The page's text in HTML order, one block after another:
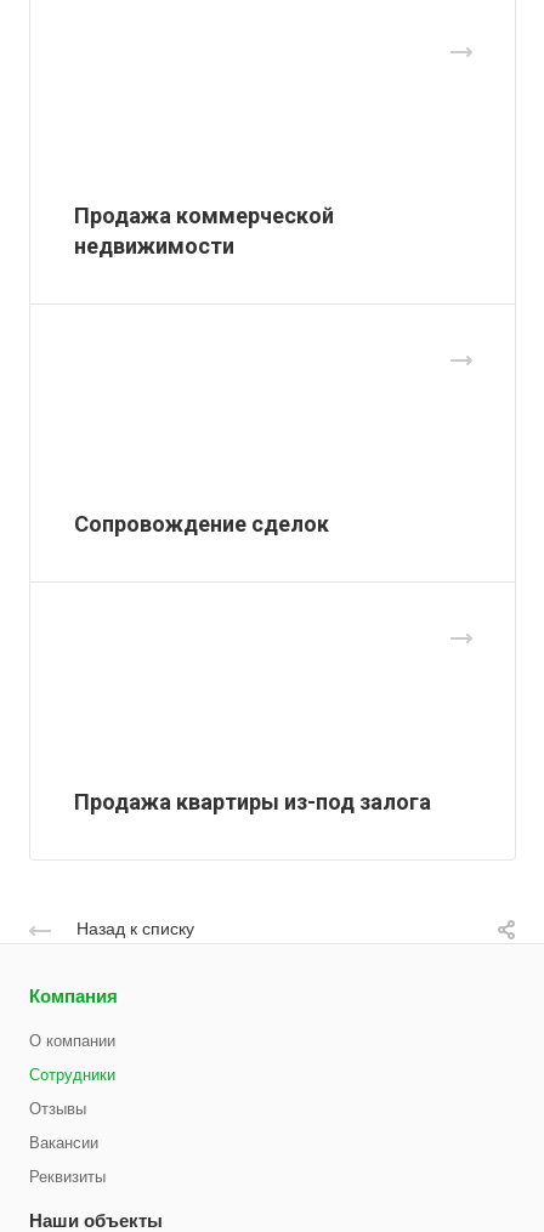
Продажа коммерческой
недвижимости
Сопровождение сделок
Продажа квартиры из-под залога
Назад к списку
Компания
О компании
Сотрудники
Отзывы
Вакансии
Реквизиты
Наши объекты